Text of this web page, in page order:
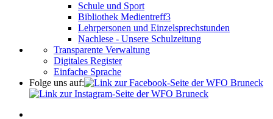
Schule und Sport
Bibliothek Medientreff3
Lehrpersonen und Einzelsprechstunden
Nachlese - Unsere Schulzeitung
Transparente Verwaltung
Digitales Register
Einfache Sprache
Folge uns auf: